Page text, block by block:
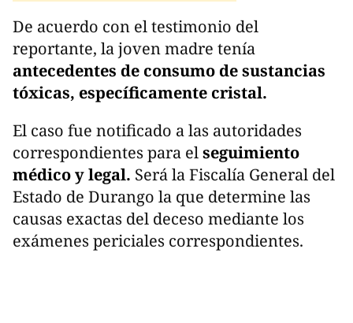
De acuerdo con el testimonio del
reportante, la joven madre tenía
antecedentes de consumo de sustancias
tóxicas, específicamente cristal.
El caso fue notificado a las autoridades
correspondientes para elseguimiento
médico y legal. Será la Fiscalía General del
Estado de Durango la que determine las
causas exactas del deceso mediante los
exámenes periciales correspondientes.